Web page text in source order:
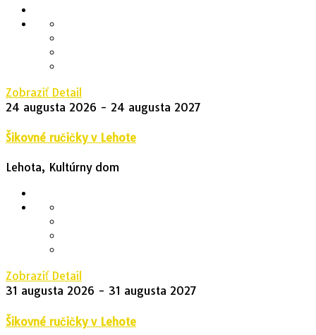
Zobraziť Detail
24 augusta 2026 - 24 augusta 2027
Šikovné ručičky v Lehote
Lehota, Kultúrny dom
Zobraziť Detail
31 augusta 2026 - 31 augusta 2027
Šikovné ručičky v Lehote